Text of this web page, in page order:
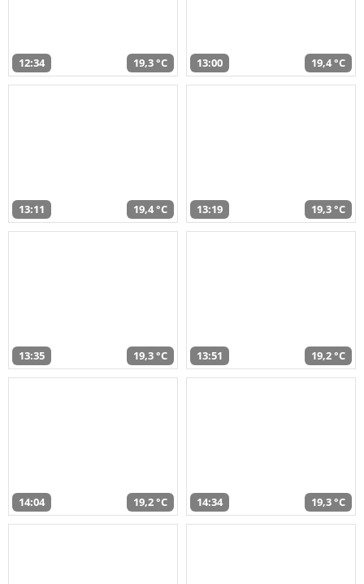
12:34 19,3 °C 13:00 19,4 °C
13:11 19,4 °C 13:19 19,3 °C
13:35 19,3 °C 13:51 19,2 °C
14:04 19,2 °C 14:34 19,3 °C